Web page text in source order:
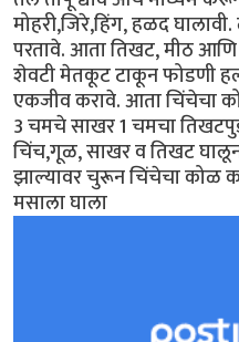
मोहरी,जिरे,हिंग, हळद
परतावे. आता तिखट, मीठ
शेवटी मेतकूट टाकून फोडणी
एकजीव करावे. आता चिंचेचा
3 चमचे साखर 1 चमचा
चिंच,गूळ, साखर व तिखट
झाल्यावर चुरून चिंचेचा कोळ
मसाला घाला